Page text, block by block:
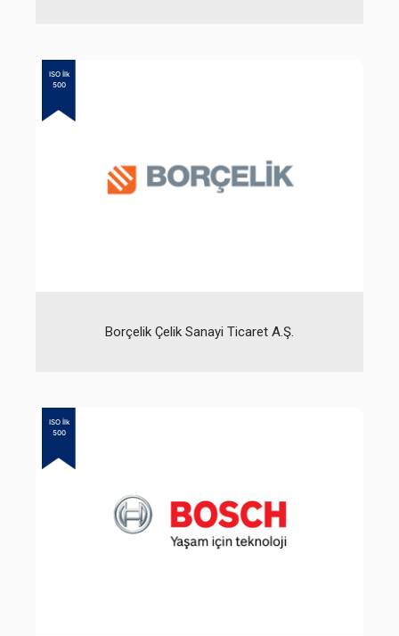
ISO İlk
500
Borçelik Çelik Sanayi Ticaret A.Ş.
ISO İlk
500